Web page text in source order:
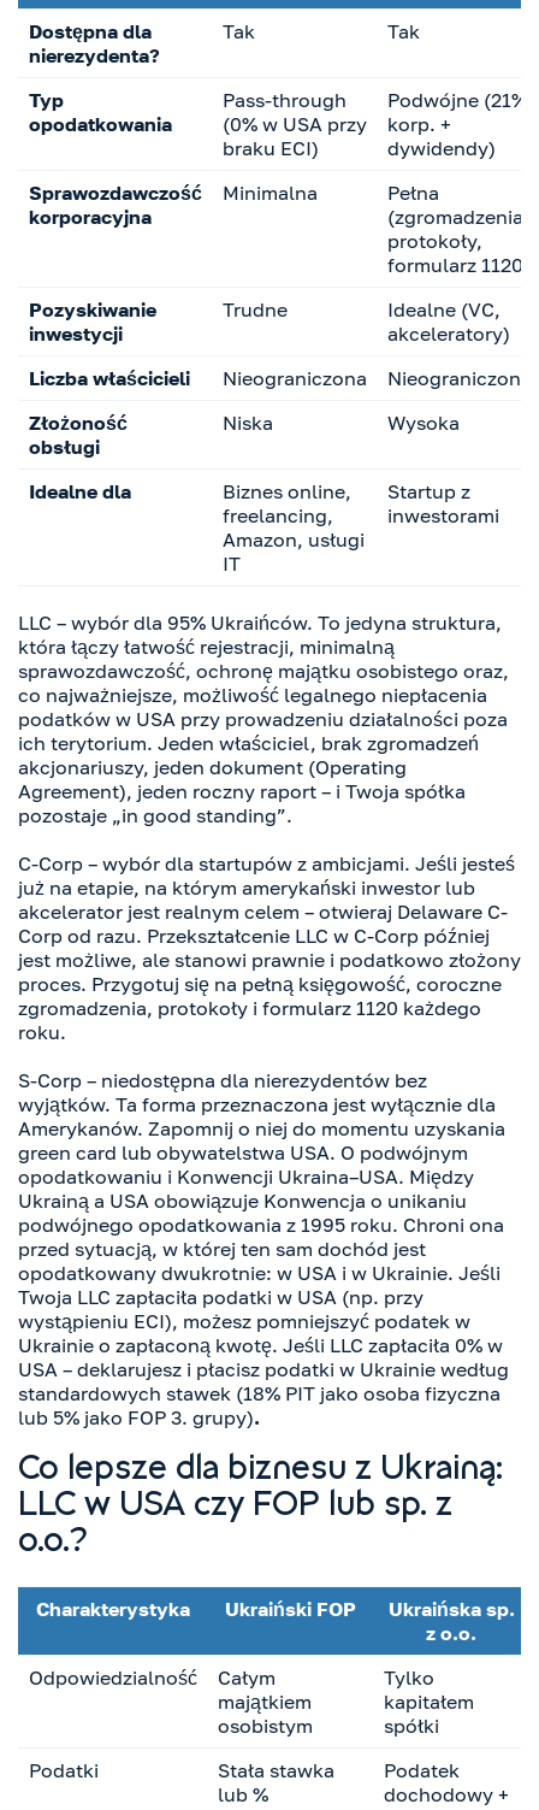
Dostępna dla
nierezydenta?
Tak Tak
Typ
opodatkowania
Pass-through
(0% w USA przy
braku ECI)
Podwójne (21%
korp. +
dywidendy)
Sprawozdawczość
korporacyjna
Minimalna
Pełna
(zgromadzenia,
protokoły,
formularz 1120)
Pozyskiwanie
inwestycji
Trudne
Idealne (VC,
akceleratory)
Liczba właścicieli
Nieograniczona
Nieograniczona
Złożoność
obsługi
Niska Wysoka
Idealne dla
Biznes online,
freelancing,
Amazon, usługi
IT
Startup z
inwestorami
LLC – wybór dla 95% Ukraińców. To jedyna struktura,
która łączy łatwość rejestracji, minimalną
sprawozdawczość, ochronę majątku osobistego oraz,
co najważniejsze, możliwość legalnego niepłacenia
podatków w USA przy prowadzeniu działalności poza
ich terytorium. Jeden właściciel, brak zgromadzeń
akcjonariuszy, jeden dokument (Operating
Agreement), jeden roczny raport – i Twoja spółka
pozostaje „in good standing”.
C-Corp – wybór dla startupów z ambicjami. Jeśli jesteś
już na etapie, na którym amerykański inwestor lub
akcelerator jest realnym celem – otwieraj Delaware C-
Corp od razu. Przekształcenie LLC w C-Corp później
jest możliwe, ale stanowi prawnie i podatkowo złożony
proces. Przygotuj się na pełną księgowość, coroczne
zgromadzenia, protokoły i formularz 1120 każdego
roku.
S-Corp – niedostępna dla nierezydentów bez
wyjątków. Ta forma przeznaczona jest wyłącznie dla
Amerykanów. Zapomnij o niej do momentu uzyskania
green card lub obywatelstwa USA. O podwójnym
opodatkowaniu i Konwencji Ukraina–USA. Między
Ukrainą a USA obowiązuje Konwencja o unikaniu
podwójnego opodatkowania z 1995 roku. Chroni ona
przed sytuacją, w której ten sam dochód jest
opodatkowany dwukrotnie: w USA i w Ukrainie. Jeśli
Twoja LLC zapłaciła podatki w USA (np. przy
wystąpieniu ECI), możesz pomniejszyć podatek w
Ukrainie o zapłaconą kwotę. Jeśli LLC zapłaciła 0% w
USA – deklarujesz i płacisz podatki w Ukrainie według
standardowych stawek (18% PIT jako osoba fizyczna
lub 5% jako FOP 3. grupy).
Co lepsze dla biznesu z Ukrainą:
LLC w USA czy FOP lub sp. z
o.o.?
Charakterystyka Ukraiński FOP
Ukraińska sp.
z o.o.
Odpowiedzialność
Całym
majątkiem
osobistym
Tylko
kapitałem
spółki
Podatki
Stała stawka
lub %
Podatek
dochodowy +